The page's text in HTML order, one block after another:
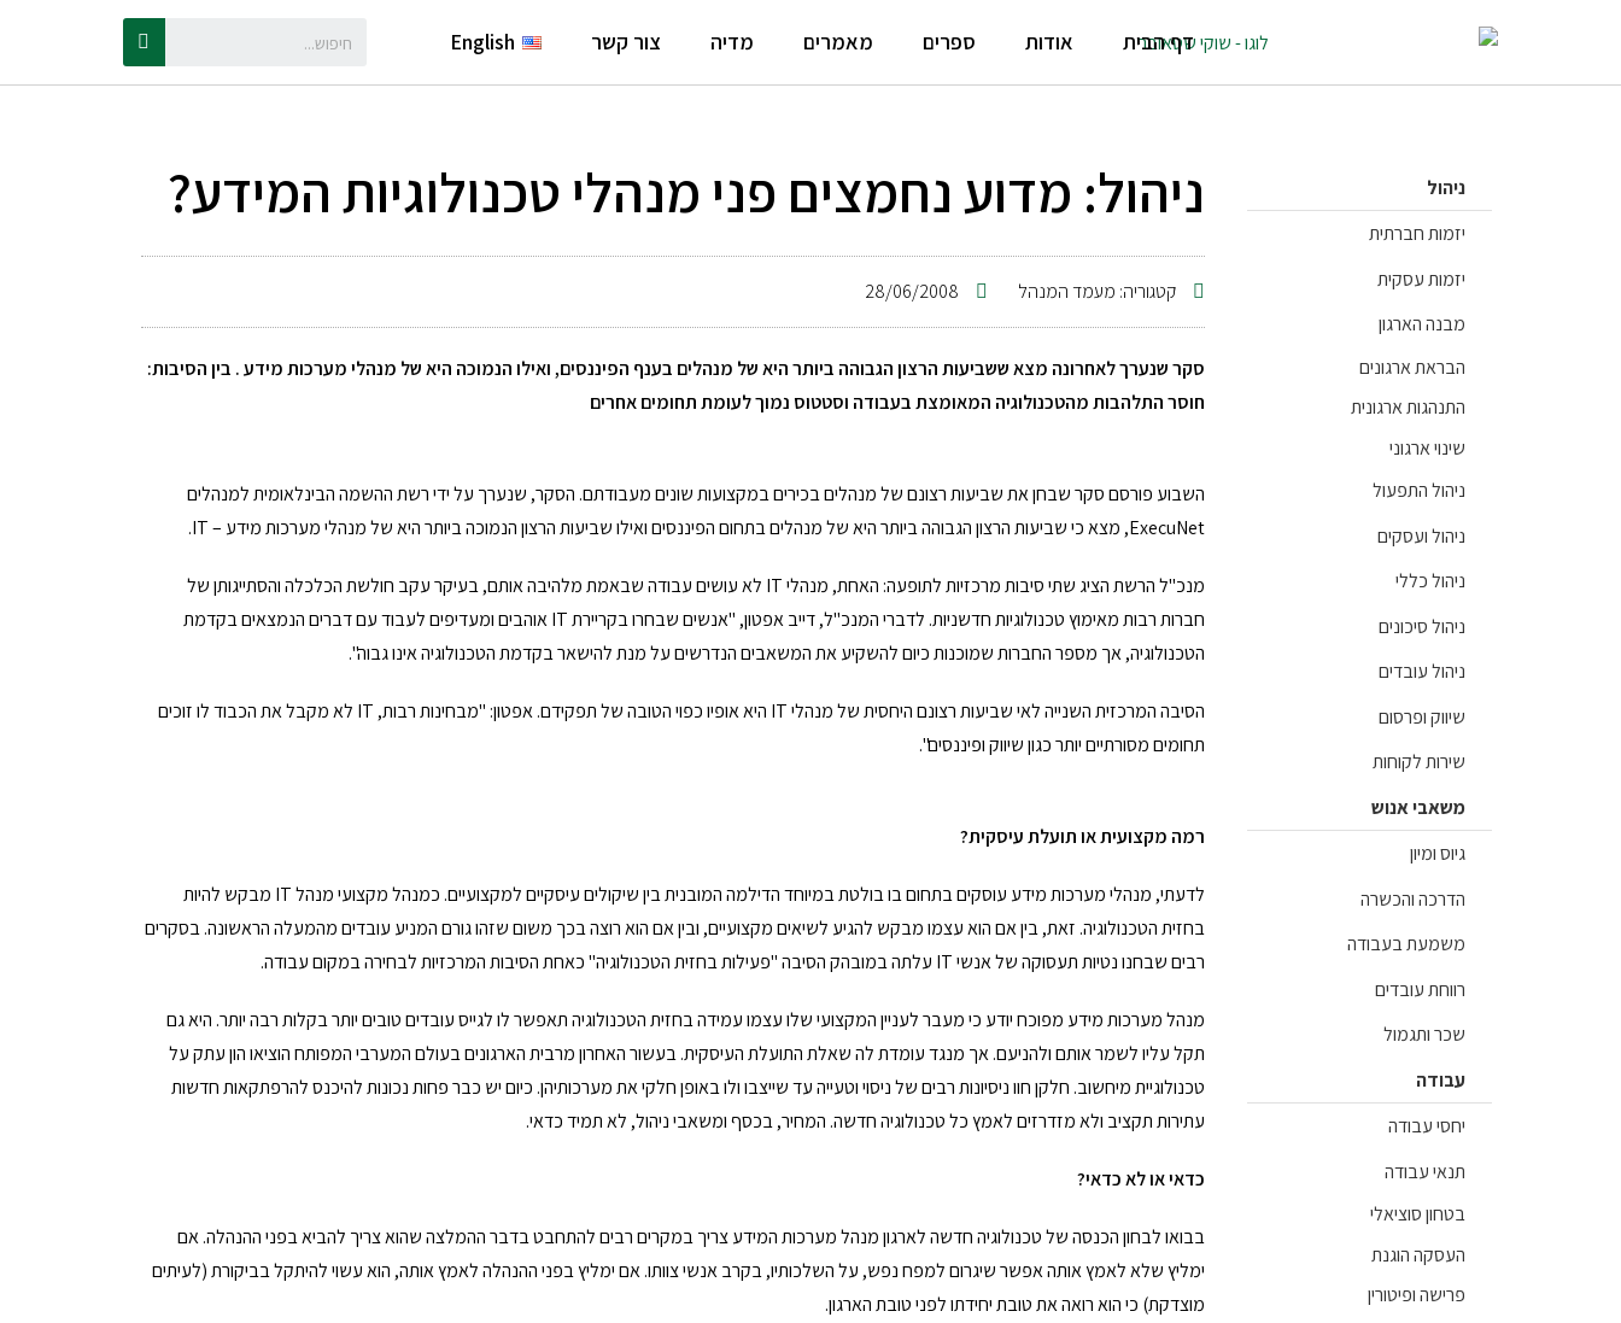
דף הבית אודות ספרים מאמרים מדיה צור קשר English
ניהול
יזמות חברתית
יזמות עסקית
מבנה הארגון
הבראת ארגונים
התנהגות ארגונית
שינוי ארגוני
ניהול התפעול
ניהול ועסקים
ניהול כללי
ניהול סיכונים
ניהול עובדים
שיווק ופרסום
שירות לקוחות
משאבי אנוש
גיוס ומיון
הדרכה והכשרה
משמעת בעבודה
רווחת עובדים
שכר ותגמול
עבודה
יחסי עבודה
תנאי עבודה
בטחון סוציאלי
העסקה הוגנת
פרישה ופיטורין
ניהול: מדוע נחמצים פני מנהלי טכנולוגיות המידע?
קטגוריה: מעמד המנהל 28/06/2008
סקר שנערך לאחרונה מצא ששביעות הרצון הגבוהה ביותר היא של מנהלים בענף הפיננסים, ואילו הנמוכה היא של מנהלי מערכות מידע . בין הסיבות:
חוסר התלהבות מהטכנולוגיה המאומצת בעבודה וסטטוס נמוך לעומת תחומים אחרים
השבוע פורסם סקר שבחן את שביעות רצונם של מנהלים בכירים במקצועות שונים מעבודתם. הסקר, שנערך על ידי רשת ההשמה הבינלאומית למנהלים
ExecuNet, מצא כי שביעות הרצון הגבוהה ביותר היא של מנהלים בתחום הפיננסים ואילו שביעות הרצון הנמוכה ביותר היא של מנהלי מערכות מידע – IT.
מנכ"ל הרשת הציג שתי סיבות מרכזיות לתופעה: האחת, מנהלי IT לא עושים עבודה שבאמת מלהיבה אותם, בעיקר עקב חולשת הכלכלה והסתייגותן של
חברות רבות מאימוץ טכנולוגיות חדשניות. לדברי המנכ"ל, דייב אפטון, "אנשים שבחרו בקריירת IT אוהבים ומעדיפים לעבוד עם דברים הנמצאים בקדמת
הטכנולוגיה, אך מספר החברות שמוכנות כיום להשקיע את המשאבים הנדרשים על מנת להישאר בקדמת הטכנולוגיה אינו גבוה".
הסיבה המרכזית השנייה לאי שביעות רצונם היחסית של מנהלי IT היא אופיו כפוי הטובה של תפקידם. אפטון: "מבחינות רבות, IT לא מקבל את הכבוד לו זוכים
תחומים מסורתיים יותר כגון שיווק ופיננסים".
רמה מקצועית או תועלת עיסקית?
לדעתי, מנהלי מערכות מידע עוסקים בתחום בו בולטת במיוחד הדילמה המובנית בין שיקולים עיסקיים למקצועיים. כמנהל מקצועי מנהל IT מבקש להיות
בחזית הטכנולוגיה. זאת, בין אם הוא עצמו מבקש להגיע לשיאים מקצועיים, ובין אם הוא רוצה בכך משום שזהו גורם המניע עובדים מהמעלה הראשונה. בסקרים
רבים שבחנו נטיות תעסוקה של אנשי IT עלתה במובהק הסיבה "פעילות בחזית הטכנולוגיה" כאחת הסיבות המרכזיות לבחירה במקום עבודה.
מנהל מערכות מידע מפוכח יודע כי מעבר לעניין המקצועי שלו עצמו עמידה בחזית הטכנולוגיה תאפשר לו לגייס עובדים טובים יותר בקלות רבה יותר. היא גם
תקל עליו לשמר אותם ולהניעם. אך מנגד עומדת לה שאלת התועלת העיסקית. בעשור האחרון מרבית הארגונים בעולם המערבי המפותח הוציאו הון עתק על
טכנולוגיית מיחשוב. חלקן חוו ניסיונות רבים של ניסוי וטעייה עד שייצבו ולו באופן חלקי את מערכותיהן. כיום יש כבר פחות נכונות להיכנס להרפתקאות חדשות
עתירות תקציב ולא מזדרזים לאמץ כל טכנולוגיה חדשה. המחיר, בכסף ומשאבי ניהול, לא תמיד כדאי.
כדאי או לא כדאי?
בבואו לבחון הכנסה של טכנולוגיה חדשה לארגון מנהל מערכות המידע צריך במקרים רבים להתחבט בדבר ההמלצה שהוא צריך להביא בפני ההנהלה. אם
ימליץ שלא לאמץ אותה אפשר שיגרום למפח נפש, על השלכותיו, בקרב אנשי צוותו. אם ימליץ בפני ההנהלה לאמץ אותה, הוא עשוי להיתקל בביקורת (לעיתים
מוצדקת) כי הוא רואה את טובת יחידתו לפני טובת הארגון.